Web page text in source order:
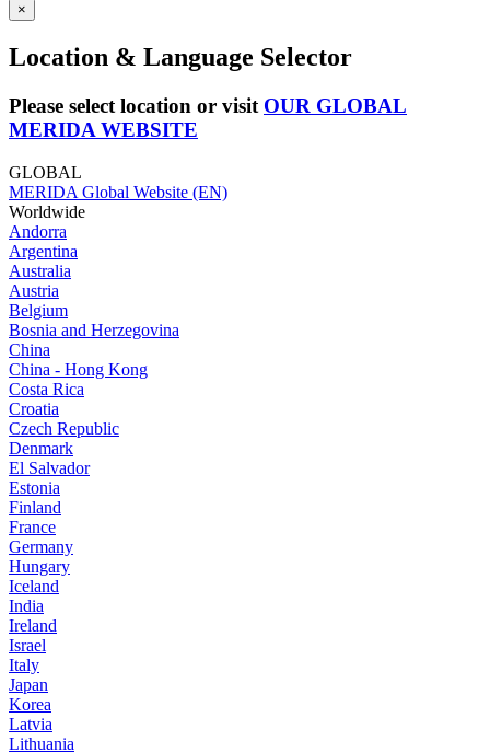
×
Location & Language Selector
Please select location or visit OUR GLOBAL
MERIDA WEBSITE
GLOBAL
MERIDA Global Website (EN)
Worldwide
Andorra
Argentina
Australia
Austria
Belgium
Bosnia and Herzegovina
China
China - Hong Kong
Costa Rica
Croatia
Czech Republic
Denmark
El Salvador
Estonia
Finland
France
Germany
Hungary
Iceland
India
Ireland
Israel
Italy
Japan
Korea
Latvia
Lithuania